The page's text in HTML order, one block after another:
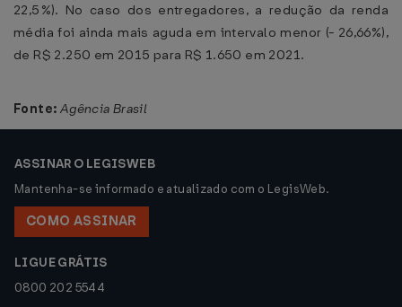
22,5%). No caso dos entregadores, a redução da renda
média foi ainda mais aguda em intervalo menor (- 26,66%),
de R$ 2.250 em 2015 para R$ 1.650 em 2021.
Fonte: Agência Brasil
ASSINAR O LEGISWEB
Mantenha-se informado e atualizado com o LegisWeb.
COMO ASSINAR
LIGUE GRÁTIS
0800 202 5544